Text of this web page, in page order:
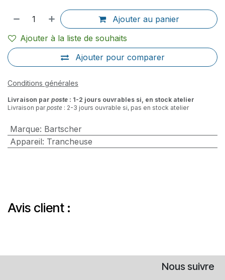
Ajouter au panier
Ajouter pour comparer
Ajouter à la liste de souhaits
Conditions générales
Livraison par poste : 1-2 jours ouvrables si, en stock atelier
Livraison parposte : 2-3 jours ouvrable si, pas en stock atelier
Marque: Bartscher
Appareil: Trancheuse
Avis client :
Nous suivre